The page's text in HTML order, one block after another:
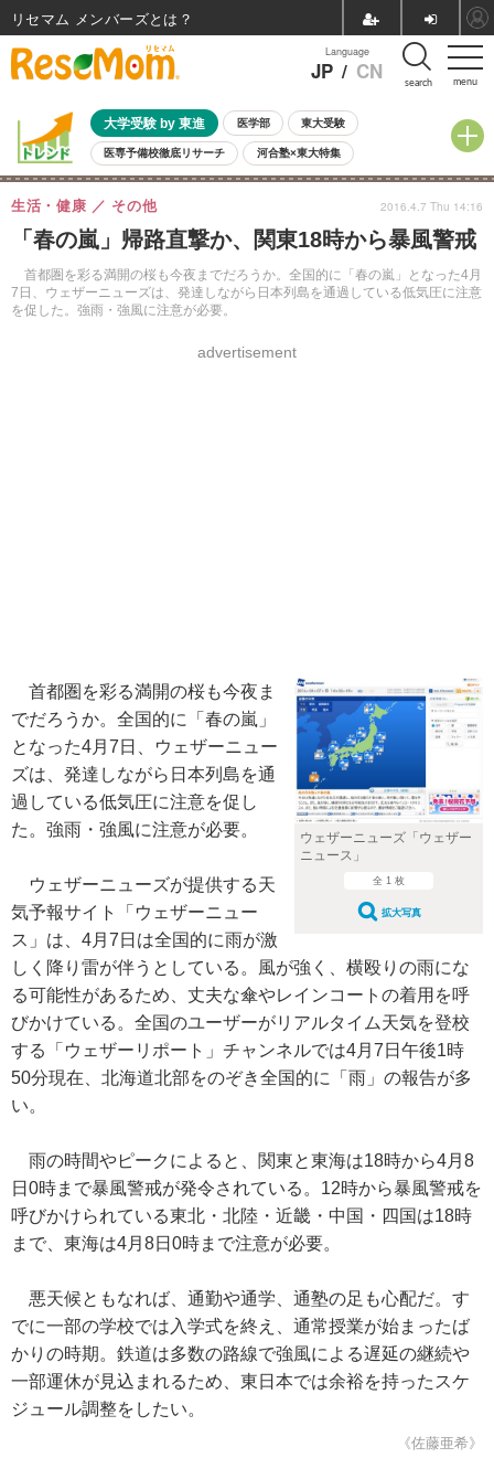
menu
Language
JP / CN search
大学受験 by 東進 医学部 東大受験
医専予備校徹底リサーチ 河合塾×東大特集
親子で考える大学選び 高校受験 中学受験 小学校受験
共通テスト 夏休み
8月開催イベント・WS 全国公立高校 過去問 人気記事
自由研究教材（小学生向け） 自由研究教材（中学生向け） ランキング
「春の嵐」帰路直撃か、関東18時から暴風警戒
首都圏を彩る満開の桜も今夜までだろうか。全国的に「春の嵐」となった4月
7日、ウェザーニューズは、発達しながら日本列島を通過している低気圧に注意
を促した。強雨・強風に注意が必要。
生活・健康 その他
advertisement
2016.4.7 Thu 14:16
ウェザーニューズ「ウェザー
ニュース」
全 1 枚
拡大写真
首都圏を彩る満開の桜も今夜ま
でだろうか。全国的に「春の嵐」
となった4月7日、ウェザーニュー
ズは、発達しながら日本列島を通
過している低気圧に注意を促し
た。強雨・強風に注意が必要。
ウェザーニューズが提供する天
気予報サイト「ウェザーニュー
ス」は、4月7日は全国的に雨が激
しく降り雷が伴うとしている。風が強く、横殴りの雨にな
る可能性があるため、丈夫な傘やレインコートの着用を呼
びかけている。全国のユーザーがリアルタイム天気を登校
する「ウェザーリポート」チャンネルでは4月7日午後1時
50分現在、北海道北部をのぞき全国的に「雨」の報告が多
い。
雨の時間やピークによると、関東と東海は18時から4月8
日0時まで暴風警戒が発令されている。12時から暴風警戒を
呼びかけられている東北・北陸・近畿・中国・四国は18時
まで、東海は4月8日0時まで注意が必要。
悪天候ともなれば、通勤や通学、通塾の足も心配だ。す
でに一部の学校では入学式を終え、通常授業が始まったば
かりの時期。鉄道は多数の路線で強風による遅延の継続や
一部運休が見込まれるため、東日本では余裕を持ったスケ
ジュール調整をしたい。
《佐藤亜希》
リセマム メンバーズ